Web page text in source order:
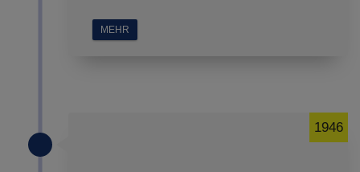
MEHR
1946